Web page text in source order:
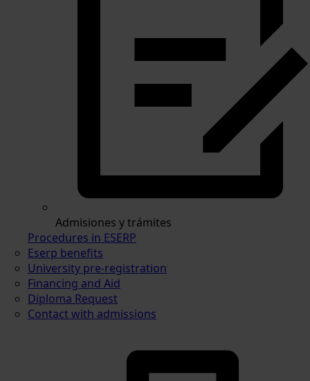
Admisiones y trámites
Procedures in ESERP
Eserp benefits
University pre-registration
Financing and Aid
Diploma Request
Contact with admissions